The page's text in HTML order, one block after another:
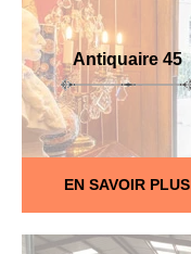
Antiquaire 45
EN SAVOIR PLUS